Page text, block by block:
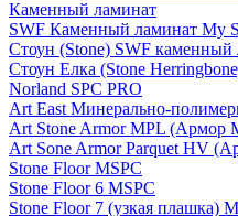
Каменный ламинат
SWF Каменный ламинат My
Стоун (Stone) SWF каменный
Стоун Елка (Stone
Norland SPC PRO
Art East Минерально-
Art Stone Armor MPL
Art Sone Armor Parquet HV
Stone Floor MSPC
Stone Floor 6 MSPC
Stone Floor 7 (узкая плашка)